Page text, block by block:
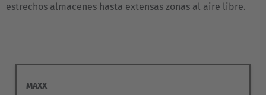
estrechos almacenes hasta extensas zonas al aire libre.
MAXX